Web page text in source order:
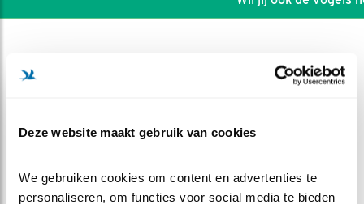
Deze website maakt gebruik van cookies
We gebruiken cookies om content en advertenties te
personaliseren, om functies voor social media te bieden